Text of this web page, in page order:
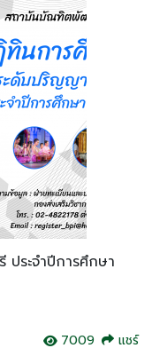
ระจำปีการศึกษา
7009
แชร์